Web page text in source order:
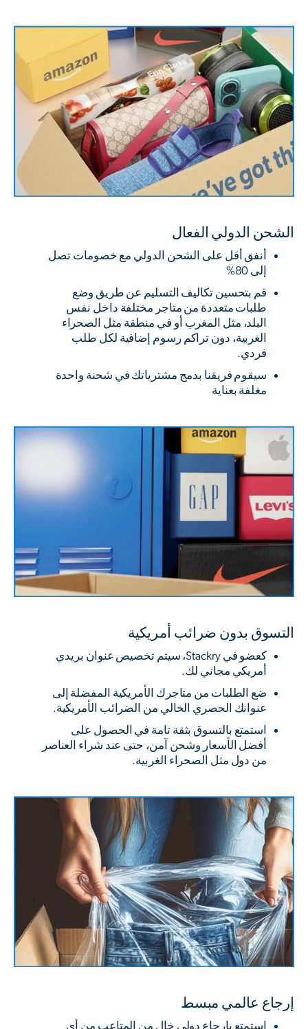
الشحن الدولي الفعال
أنفق أقل على الشحن الدولي مع خصومات تصل
إلى 80%
قم بتحسين تكاليف التسليم عن طريق وضع
طلبات متعددة من متاجر مختلفة داخل نفس
البلد، مثل المغرب أو في منطقة مثل الصحراء
الغربية، دون تراكم رسوم إضافية لكل طلب
فردي.
سيقوم فريقنا بدمج مشترياتك في شحنة واحدة
مغلفة بعناية
التسوق بدون ضرائب أمريكية
كعضو في Stackry، سيتم تخصيص عنوان بريدي
أمريكي مجاني لك.
ضع الطلبات من متاجرك الأمريكية المفضلة إلى
عنوانك الحصري الخالي من الضرائب الأمريكية.
استمتع بالتسوق بثقة تامة في الحصول على
أفضل الأسعار وشحن آمن، حتى عند شراء العناصر
من دول مثل الصحراء الغربية.
إرجاع عالمي مبسط
استمتع بإرجاع دولي خالٍ من المتاعب من أي